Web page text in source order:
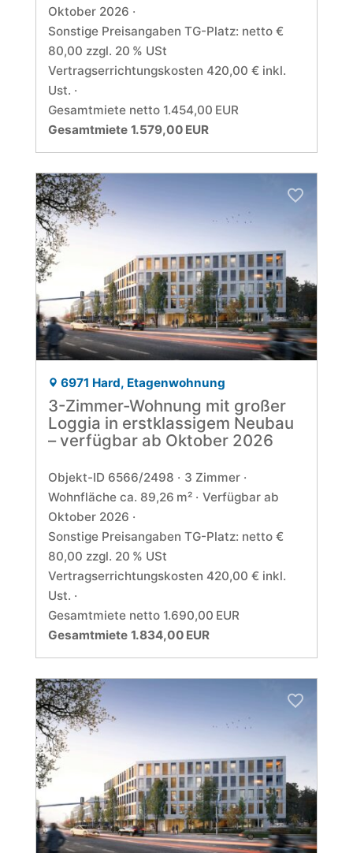
Oktober 2026
Sonstige Preisangaben TG-Platz: netto €
80,00 zzgl. 20 % USt
Vertragserrichtungskosten 420,00 € inkl.
Ust.
Gesamtmiete netto 1.454,00 EUR
Gesamtmiete 1.579,00 EUR
6971 Hard, Etagenwohnung
3-Zimmer-Wohnung mit großer
Loggia in erstklassigem Neubau
– verfügbar ab Oktober 2026
Objekt-ID 6566/2498
3 Zimmer
Wohnfläche ca. 89,26 m²
Verfügbar ab
Oktober 2026
Sonstige Preisangaben TG-Platz: netto €
80,00 zzgl. 20 % USt
Vertragserrichtungskosten 420,00 € inkl.
Ust.
Gesamtmiete netto 1.690,00 EUR
Gesamtmiete 1.834,00 EUR